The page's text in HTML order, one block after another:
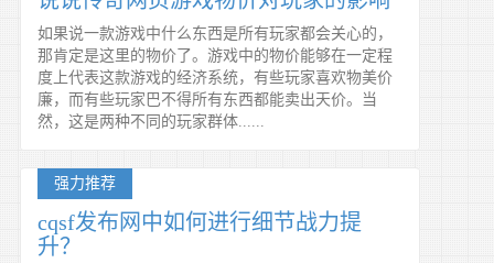
如果说一款游戏中什么东西是所有玩家都会关心的，
那肯定是这里的物价了。游戏中的物价能够在一定程
度上代表这款游戏的经济系统，有些玩家喜欢物美价
廉，而有些玩家巴不得所有东西都能卖出天价。当
然，这是两种不同的玩家群体......
强力推荐
cqsf发布网中如何进行细节战力提
升？